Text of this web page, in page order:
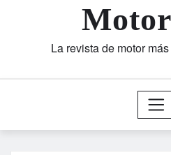
La revista de motor